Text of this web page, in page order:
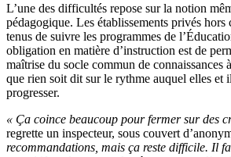
L’une des difficultés repose sur la notion
pédagogique. Les établissements privés hors
tenus de suivre les programmes de
obligation en matière d’instruction est de
maîtrise du socle commun de connaissances
que rien soit dit sur le rythme auquel elles et
progresser.
« Ça coince beaucoup pour fermer sur des
regrette un inspecteur, sous couvert
recommandations, mais ça reste difficile. Il